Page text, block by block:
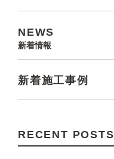
NEWS
新着情報
新着施工事例
RECENT POSTS